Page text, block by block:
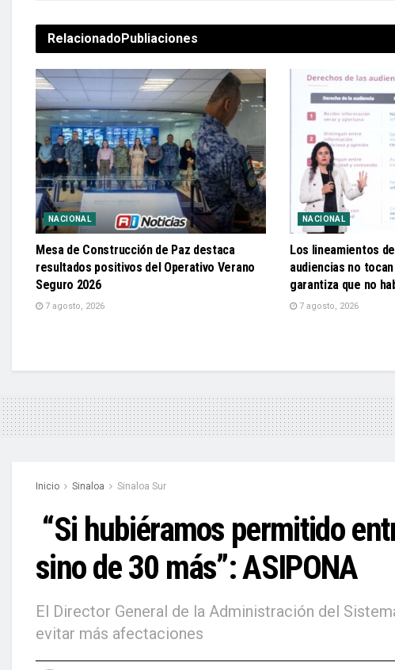
RelacionadoPubliaciones
NACIONAL
Mesa de Construcción de Paz destaca
resultados positivos del Operativo Verano
Seguro 2026
7 agosto, 2026
NACIONAL
Los lineamientos
audiencias no
garantiza que no
7 agosto, 2026
Inicio Sinaloa Sinaloa Sur
“Si hubiéramos permitido
sino de 30 más”: ASIPONA
El Director General de la Administración del
evitar más afectaciones